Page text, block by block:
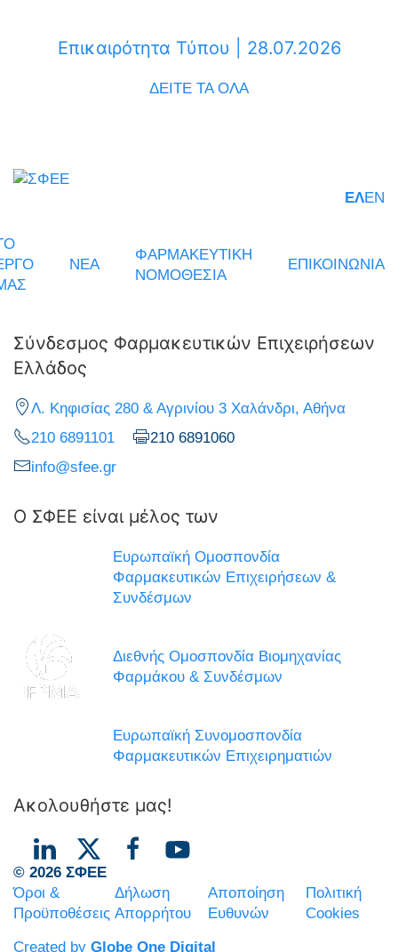
Επικαιρότητα Τύπου | 28.07.2026
ΔΕΙΤΕ ΤΑ ΟΛΑ
ΕΛEN
ΝΕΑ
ΦΑΡΜΑΚΕΥΤΙΚΗ
ΝΟΜΟΘΕΣΙΑ
ΕΠΙΚΟΙΝΩΝΙΑ
Σύνδεσμος Φαρμακευτικών Επιχειρήσεων
Ελλάδος
Λ. Κηφισίας 280 & Αγρινίου 3 Χαλάνδρι, Αθήνα
210 6891101
210 6891060
info@sfee.gr
Ο ΣΦΕΕ είναι μέλος των
Ευρωπαϊκή Ομοσπονδία
Φαρμακευτικών Επιχειρήσεων &
Συνδέσμων
Διεθνής Ομοσπονδία Βιομηχανίας
Φαρμάκου & Συνδέσμων
Ευρωπαϊκή Συνομοσπονδία
Φαρμακευτικών Επιχειρηματιών
Ακολουθήστε μας!
© 2026 ΣΦΕΕ
Όροι &
Προϋποθέσεις
Δήλωση
Απορρήτου
Αποποίηση
Ευθυνών
Πολιτική
Cookies
Created by Globe One Digital